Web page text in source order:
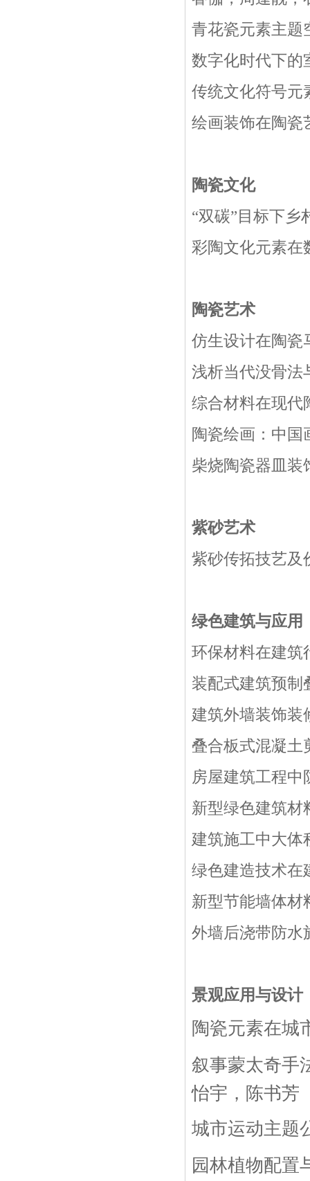
青花瓷元素主题
数字化时代下的
传统文化符号元
绘画装饰在陶瓷
陶瓷文化
“双碳”目标下
彩陶文化元素在
陶瓷艺术
仿生设计在陶瓷
浅析当代没骨法
综合材料在现代
陶瓷绘画：中
柴烧陶瓷器皿装
紫砂艺术
紫砂传拓技艺及
绿色建筑与应用
环保材料在建筑
装配式建筑预制
建筑外墙装饰装
叠合板式混凝土
房屋建筑工程中
新型绿色建筑材
建筑施工中大体
绿色建造技术在
新型节能墙体材
外墙后浇带防水
景观应用与设计
陶瓷元素在城
叙事蒙太奇手
怡宇，陈书芳
城市运动主题
园林植物配置